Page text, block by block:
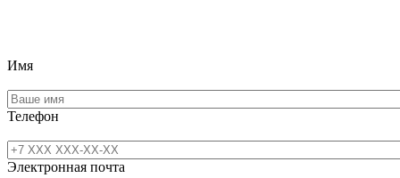
Имя
Телефон
Электронная почта